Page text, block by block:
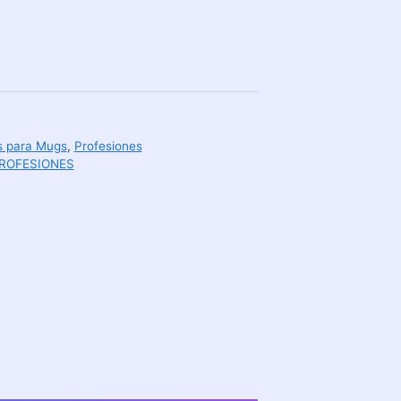
para Mugs, Profesiones